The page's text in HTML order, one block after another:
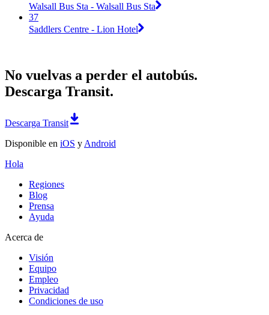
Walsall Bus Sta - Walsall Bus Sta
37
Saddlers Centre - Lion Hotel
No vuelvas a perder el autobús.
Descarga Transit.
Descarga Transit
Disponible en iOS y Android
Hola
Regiones
Blog
Prensa
Ayuda
Acerca de
Visión
Equipo
Empleo
Privacidad
Condiciones de uso